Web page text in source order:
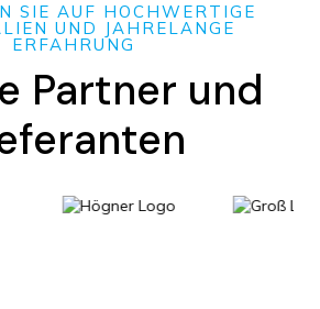
SIE AUF HOCHWERTIGE
UND JAHRELANGE
ERFAHRUNG
Partner und